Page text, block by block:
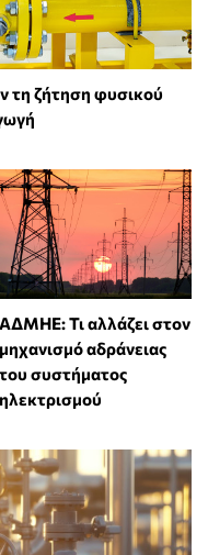
τη ζήτηση φυσικού
ΑΔΜΗΕ: Τι αλλάζει στον
μηχανισμό αδράνειας
του συστήματος
ηλεκτρισμού